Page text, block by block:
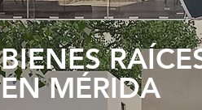
BIENES
EN MÉRIDA